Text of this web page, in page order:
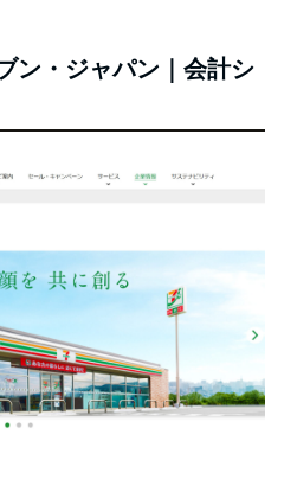
ン・ジャパン｜会計シ